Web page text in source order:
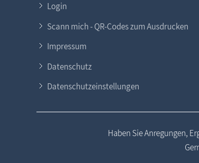
Login
Scann mich - QR-Codes zum Ausdrucken
Impressum
Datenschutz
Datenschutzeinstellungen
Haben Sie Anregungen,